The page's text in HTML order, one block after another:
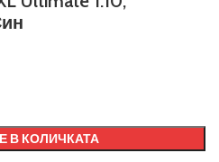
В КОЛИЧКАТА